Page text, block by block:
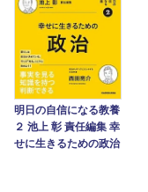
明日の自信になる教養
２ 池上 彰 責任編集 幸
せに生きるための政治